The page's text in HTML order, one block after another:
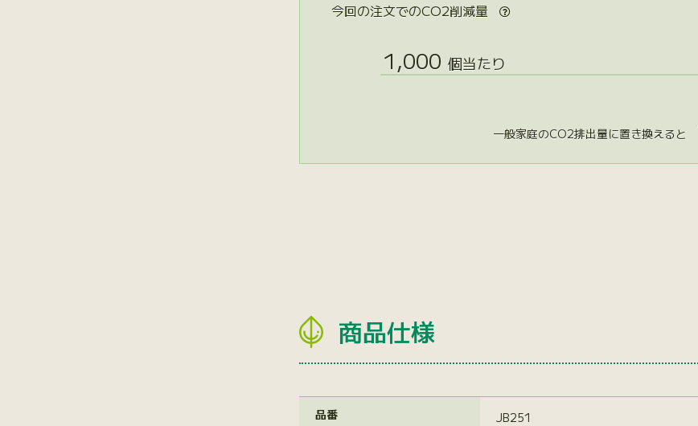
今回の注文でのCO2削減量 
1,000 個当たり
一般家庭のCO2排出量に置き換えると
商品仕様
品番 JB251